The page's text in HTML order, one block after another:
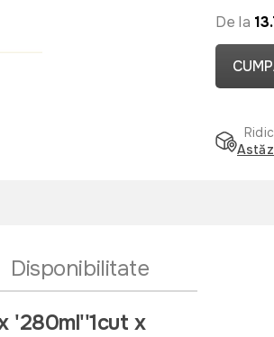
De la
Disponibilitate
'280ml''1cut x